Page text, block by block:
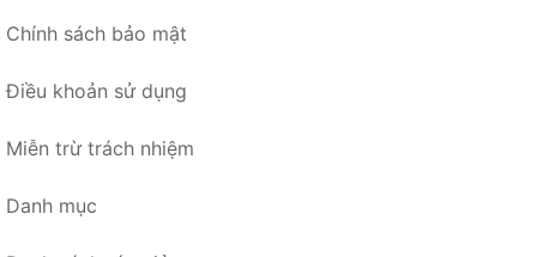
Chính sách bảo mật
Điều khoản sử dụng
Miễn trừ trách nhiệm
Danh mục